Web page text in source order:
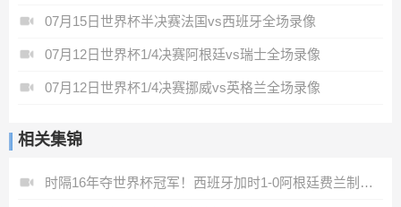
07月15日世界杯半决赛法国vs西班牙全场录像
07月12日世界杯1/4决赛阿根廷vs瑞士全场录像
07月12日世界杯1/4决赛挪威vs英格兰全场录像
相关集锦
时隔16年夺世界杯冠军！西班牙加时1-0阿根廷费兰制胜恩佐染红